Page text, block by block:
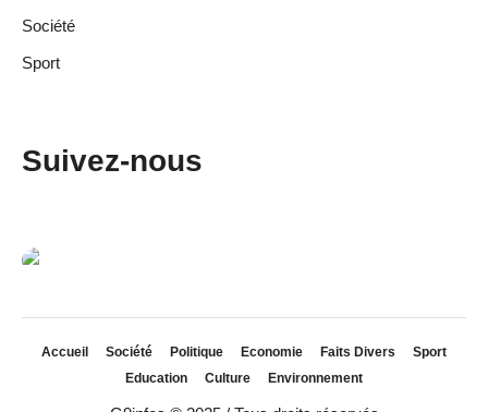
Société
Sport
Suivez-nous
Accueil Société Politique Economie Faits Divers
Sport
Education
Culture Environnement